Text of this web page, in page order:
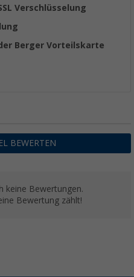
Verschlüsselung
Berger Vorteilskarte
BEWERTEN
keine Bewertungen.
Bewertung zählt!